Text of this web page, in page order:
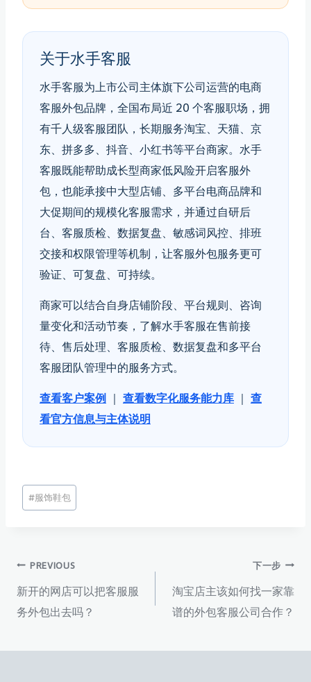
关于水手客服
水手客服为上市公司主体旗下公司运营的电商
客服外包品牌，全国布局近 20 个客服职场，拥
有千人级客服团队，长期服务淘宝、天猫、京
东、拼多多、抖音、小红书等平台商家。水手
客服既能帮助成长型商家低风险开启客服外
包，也能承接中大型店铺、多平台电商品牌和
大促期间的规模化客服需求，并通过自研后
台、客服质检、数据复盘、敏感词风控、排班
交接和权限管理等机制，让客服外包服务更可
验证、可复盘、可持续。
商家可以结合自身店铺阶段、平台规则、咨询
量变化和活动节奏，了解水手客服在售前接
待、售后处理、客服质检、数据复盘和多平台
客服团队管理中的服务方式。
查看客户案例 ｜ 查看数字化服务能力库 ｜ 查
看官方信息与主体说明
文
章
#服饰鞋包
文
章
导
PREVIOUS
新开的网店可以把客服服
务外包出去吗？
下一步
淘宝店主该如何找一家靠
谱的外包客服公司合作？